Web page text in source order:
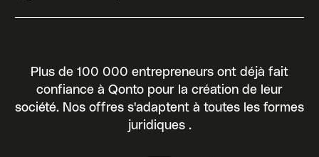
Plus de 100 000 entrepreneurs ont déjà fait
confiance à Qonto pour la création de leur
société. Nos offres s'adaptent à toutes les formes
juridiques .